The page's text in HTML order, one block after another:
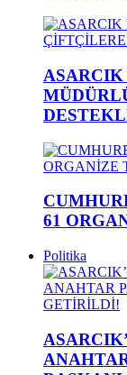
61
Politika